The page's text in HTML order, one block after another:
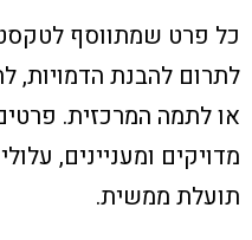
כל פרט שמתווסף
לתרום להבנת הדמויות,
או לתמה המרכזית.
מדויקים ומעניינים,
תועלת ממשית.